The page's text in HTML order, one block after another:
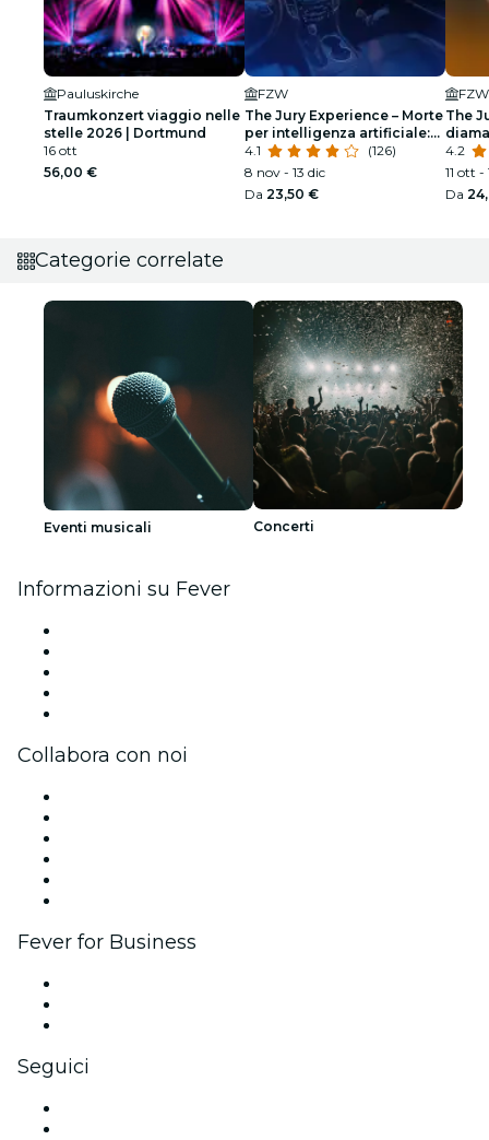
Pauluskirche
Traumkonzert viaggio nelle
stelle 2026 | Dortmund
16 ott
56,00 €
FZW
The Jury Experience – Morte
per intelligenza artificiale:
chi paga il prezzo?
4.1
(126)
8 nov - 13 dic
Da 23,50 €
FZW
The
morto
4.2
11 ott -
Da
Categorie correlate
Eventi musicali Concerti
Informazioni su Fever
Collabora con noi
Fever for Business
Seguici